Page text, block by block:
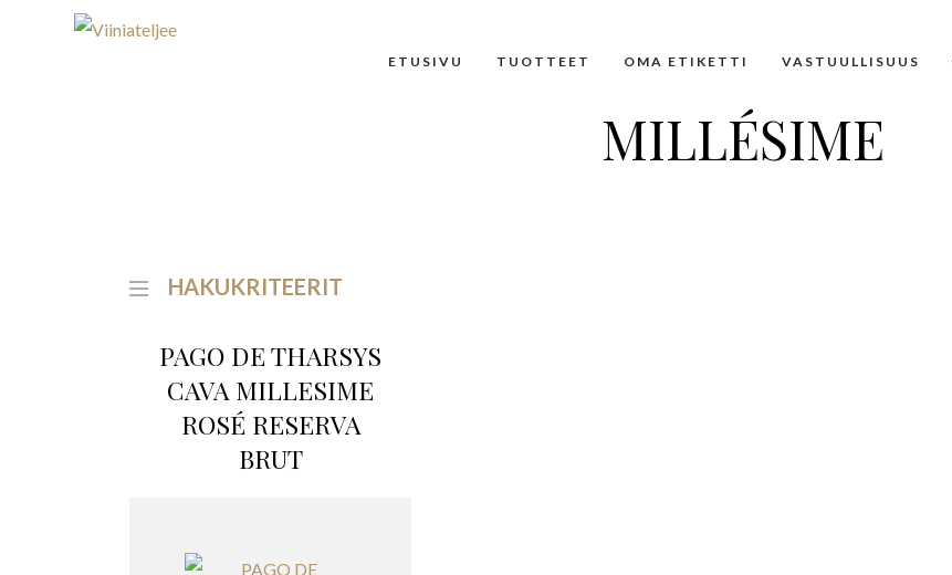
ETUSIVU TUOTTEET OMA ETIKETTI VASTUULLISUUS
MILLÉSIME
HAKUKRITEERIT
PAGO DE THARSYS
CAVA MILLESIME
ROSÉ RESERVA
BRUT